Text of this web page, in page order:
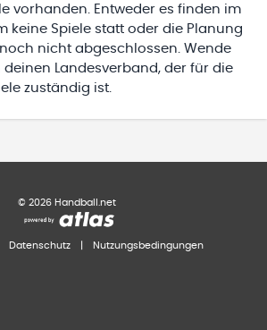
vorhanden. Entweder es finden im
keine Spiele statt oder die Planung
nicht abgeschlossen. Wende
Landesverband, der für die
zuständig ist.
© 2026 Handball.net
Datenschutz Nutzungsbedingungen